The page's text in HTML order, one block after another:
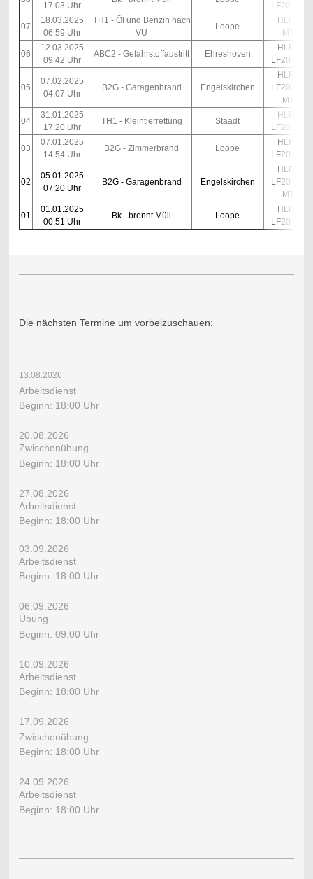
17:03 Uhr LF20 Kats
07
18.03.2025
06:59 Uhr
TH1 - Öl und Benzin nach
VU
Loope
HLF10
MTF
06
12.03.2025
09:42 Uhr
ABC2 - Gefahrstoffaustritt Ehreshoven
HLF10
LF20 Kats
05
07.02.2025
04:07 Uhr
B2G - Garagenbrand Engelskirchen
HLF10
LF20 Kats
MTF
04
31.01.2025
17:20 Uhr
TH1 - Kleintierrettung Staadt
HLF10
LF20 Kats
03
07.01.2025
14:54 Uhr
B2G - Zimmerbrand Loope
HLF10
LF20 Kats
02
05.01.2025
07:20 Uhr
B2G - Garagenbrand Engelskirchen
HLF10
LF20 Kats
MTF
01
01.01.2025
00:51 Uhr
Bk - brennt Müll Loope
HLF10
LF20 Kats
Die nächsten Termine um vorbeizuschauen:
13.08.2026
​Arbeitsdienst
Beginn: 18:00 Uhr
20.08.2026
Zwischenübung
Beginn: 18:00 Uhr
27.08.2026
​Arbeitsdienst
Beginn: 18:00 Uhr
03.09.2026
​Arbeitsdienst
Beginn: 18:00 Uhr
06.09.2026
​Übung
Beginn: 09:00 Uhr
10.09.2026
​Arbeitsdienst
Beginn: 18:00 Uhr
17.09.2026
Zwischenübung
Beginn: 18:00 Uhr
24.09.2026
​Arbeitsdienst
Beginn: 18:00 Uhr